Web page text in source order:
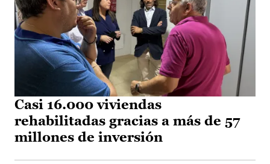
Casi 16.000 viviendas
rehabilitadas gracias a más de 57
millones de inversión